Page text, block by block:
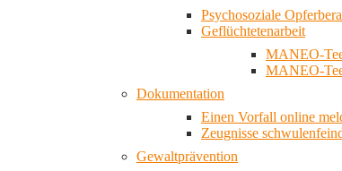
Psychosoziale
Geflüchtetenarbeit
MANEO-
MANEO-
Dokumentation
Einen Vorfall online
Zeugnisse
Gewaltprävention